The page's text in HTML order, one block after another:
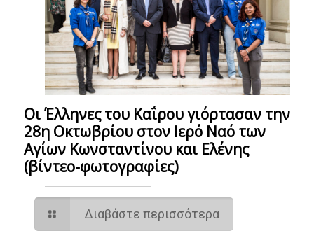
Οι Έλληνες του Καΐρου γιόρτασαν την
28η Οκτωβρίου στον Ιερό Ναό των
Αγίων Κωνσταντίνου και Ελένης
(βίντεο-φωτογραφίες)
Διαβάστε περισσότερα